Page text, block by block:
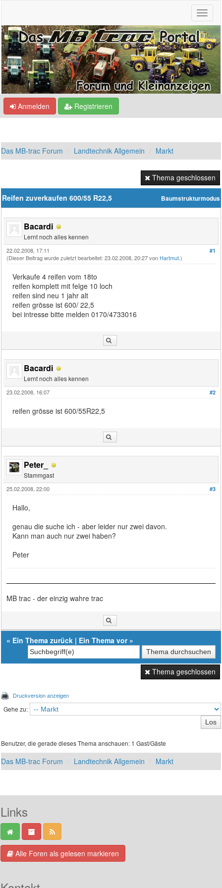
Anmelden Registrieren
Das MB-trac Forum Landtechnik Allgemein Markt
Thema geschlossen
Baumstrukturmodus
Reifen zuverkaufen 600/55 R22,5
Bacardi
Lernt noch alles kennen
#1
22.02.2008, 17:11
(Dieser Beitrag wurde zuletzt bearbeitet: 23.02.2008, 20:27 von Hartmut.)
Verkaufe 4 reifen vom 18to
reifen komplett mit felge 10 loch
reifen sind neu 1 jahr alt
reifen grösse ist 600/ 22,5
bei intresse bitte melden 0170/4733016
Bacardi
Lernt noch alles kennen
#2
23.02.2008, 16:07
reifen grösse ist 600/55R22,5
Peter_
Stammgast
#3
25.02.2008, 22:00
Hallo,
genau die suche ich - aber leider nur zwei davon.
Kann man auch nur zwei haben?
Peter
MB trac - der einzig wahre trac
« Ein Thema zurück | Ein Thema vor»
Thema geschlossen
Druckversion anzeigen
Gehe zu:
Benutzer, die gerade dieses Thema anschauen: 1 Gast/Gäste
Das MB-trac Forum Landtechnik Allgemein Markt
Links
Alle Foren als gelesen markieren